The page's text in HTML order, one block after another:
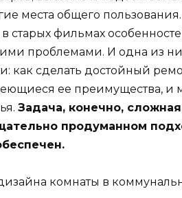
места общего
старых фильмах
проблемами. И одна из
как сделать достойный
ее преимущества, и
Задача, конечно,
продуманном
комнаты в